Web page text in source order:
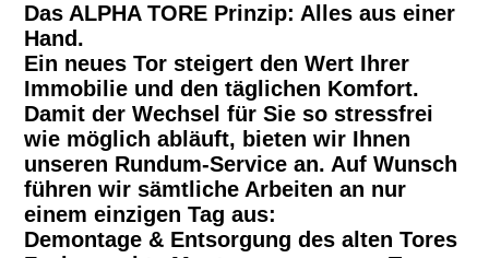
Das ALPHA TORE Prinzip: Alles aus einer
Hand.
Ein neues Tor steigert den Wert Ihrer
Immobilie und den täglichen Komfort.
Damit der Wechsel für Sie so stressfrei
wie möglich abläuft, bieten wir Ihnen
unseren Rundum-Service an. Auf Wunsch
führen wir sämtliche Arbeiten an nur
einem einzigen Tag aus:
Demontage & Entsorgung des alten Tores